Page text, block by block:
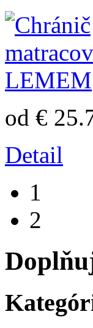
od €
Detail
1
2